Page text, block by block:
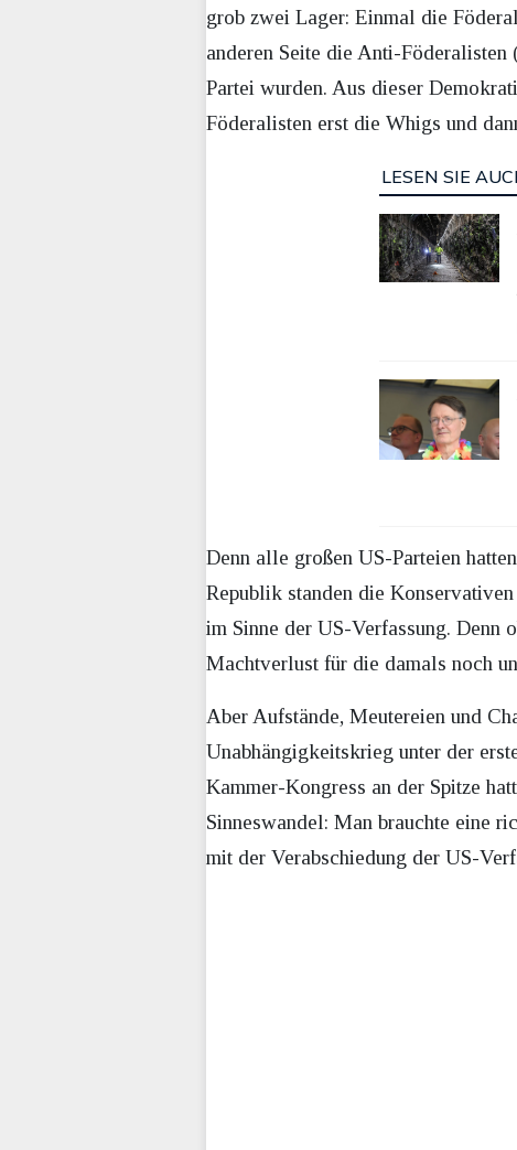
grob zwei Lager: Einmal die
anderen Seite die Anti-
Partei wurden. Aus dieser
Föderalisten erst die Whigs und
LESEN SIE
Denn alle großen US-Parteien
Republik standen die
im Sinne der US-Verfassung. Denn
Machtverlust für die damals noch
Aber Aufstände, Meutereien und
Unabhängigkeitskrieg unter der
Kammer-Kongress an der Spitze
Sinneswandel: Man brauchte eine
mit der Verabschiedung der US-